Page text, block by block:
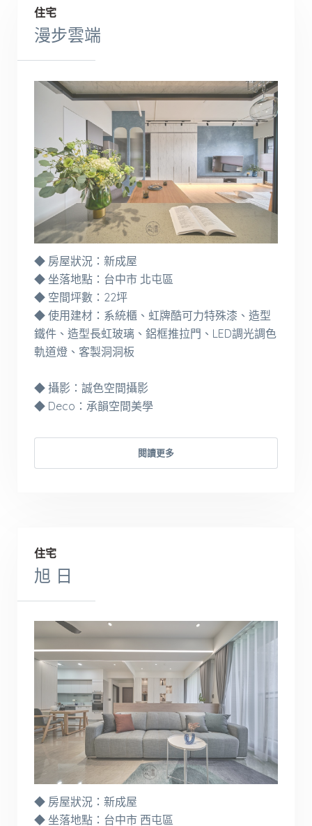
住宅
漫步雲端
◆ 房屋狀況：新成屋
◆ 坐落地點：台中市 北屯區
◆ 空間坪數：22坪
◆ 使用建材：系統櫃、虹牌酷可力特殊漆、造型
鐵件、造型長虹玻璃、鋁框推拉門、LED調光調色
軌道燈、客製洞洞板
◆ 攝影：誠色空間攝影
◆ Deco：承韻空間美學
閱讀更多
住宅
旭 日
◆ 房屋狀況：新成屋
◆ 坐落地點：台中市 西屯區